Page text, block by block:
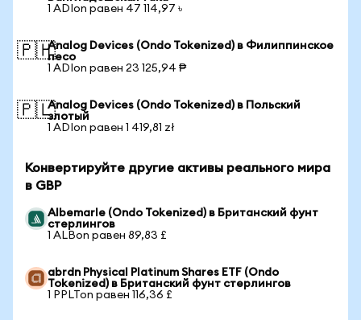
1 ADIon равен 47 114,97 ৳
🇵🇭Analog Devices (Ondo Tokenized) в Филиппинское
песо
1 ADIon равен 23 125,94 ₱
🇵🇱Analog Devices (Ondo Tokenized) в Польский
злотый
1 ADIon равен 1 419,81 zł
Конвертируйте другие активы реального мира
в GBP
Albemarle (Ondo Tokenized) в Британский фунт
стерлингов
1 ALBon равен 89,83 £
abrdn Physical Platinum Shares ETF (Ondo
Tokenized) в Британский фунт стерлингов
1 PPLTon равен 116,36 £